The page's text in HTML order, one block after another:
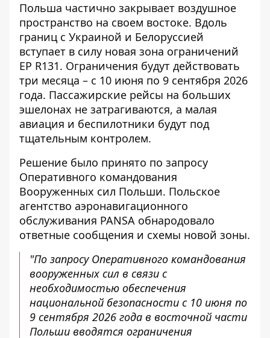
Польша частично закрывает воздушное
пространство на своем востоке. Вдоль
границ с Украиной и Белоруссией
вступает в силу новая зона ограничений
EP R131. Ограничения будут действовать
три месяца – с 10 июня по 9 сентября 2026
года. Пассажирские рейсы на больших
эшелонах не затрагиваются, а малая
авиация и беспилотники будут под
тщательным контролем.
Решение было принято по запросу
Оперативного командования
Вооруженных сил Польши. Польское
агентство аэронавигационного
обслуживания PANSA обнародовало
ответные сообщения и схемы новой зоны.
"По запросу Оперативного командования
вооруженных сил в связи с
необходимостью обеспечения
национальной безопасности с 10 июня по
9 сентября 2026 года в восточной части
Польши вводятся ограничения